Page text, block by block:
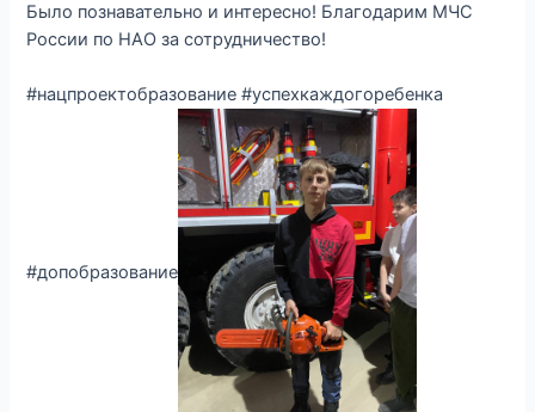
Было познавательно и интересно! Благодарим МЧС
России по НАО за сотрудничество!
#нацпроектобразование #успехкаждогоребенка
#допобразование